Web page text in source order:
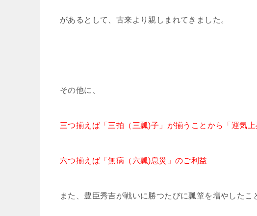
があるとして、古来より親しまれてきました。
その他に、
三つ揃えば「三拍（三瓢)子」が揃うことから「運気
六つ揃えば「無病（六瓢)息災」のご利益
また、豊臣秀吉が戦いに勝つたびに瓢箪を増やしたこ